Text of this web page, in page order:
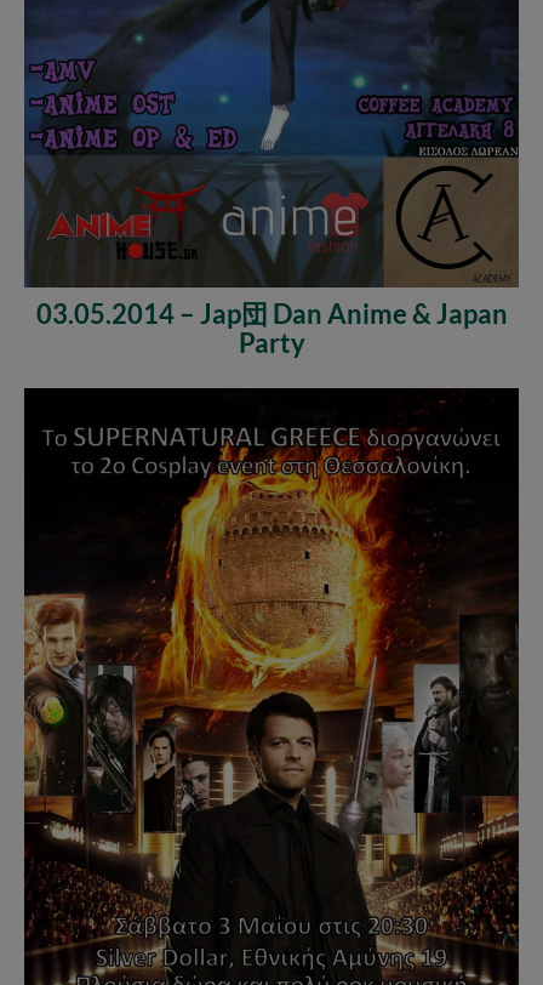
03.05.2014 – Jap団 Dan Anime & Japan
Party